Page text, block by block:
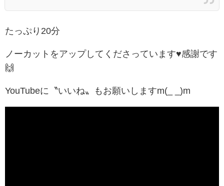
たっぷり20分
ノーカットをアップしてくださっています♥感謝です
🙌
YouTubeに〝いいね〟もお願いしますm(_ _)m